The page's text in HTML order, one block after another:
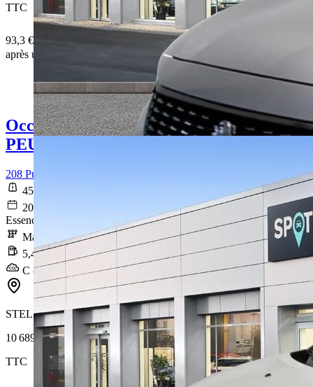
TTC
93,3 € /Mois
après un premier loyer de 3 177 €
Occasion
PEUGEOT 208
208 PureTech 75 S&S BVM5 Active Business
45 613 km
2020-08-28
Essence sans plomb
Manuelle
5,4 l/100km
C (122 g/km)
STELLANTIS &YOU LYON ÉCULLY
10 689 €
TTC